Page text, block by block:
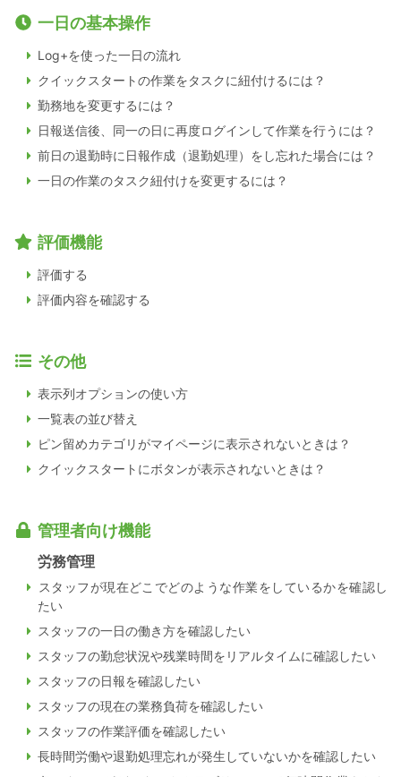
一日の基本操作
Log+を使った一日の流れ
クイックスタートの作業をタスクに紐付けるには？
勤務地を変更するには？
日報送信後、同一の日に再度ログインして作業を行うには？
前日の退勤時に日報作成（退勤処理）をし忘れた場合には？
一日の作業のタスク紐付けを変更するには？
評価機能
評価する
評価内容を確認する
その他
表示列オプションの使い方
一覧表の並び替え
ピン留めカテゴリがマイページに表示されないときは？
クイックスタートにボタンが表示されないときは？
管理者向け機能
労務管理
スタッフが現在どこでどのような作業をしているかを確認し
たい
スタッフの一日の働き方を確認したい
スタッフの勤怠状況や残業時間をリアルタイムに確認したい
スタッフの日報を確認したい
スタッフの現在の業務負荷を確認したい
スタッフの作業評価を確認したい
長時間労働や退勤処理忘れが発生していないかを確認したい